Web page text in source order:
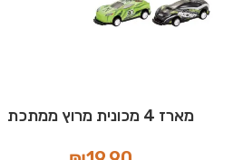
מארז 4 מכונית מרוץ ממתכת